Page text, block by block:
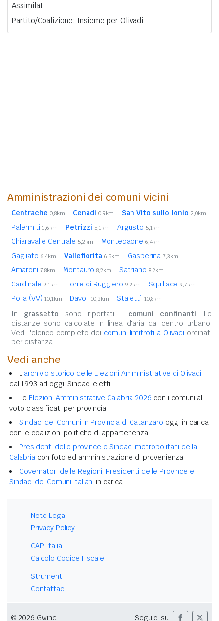
Assimilati
Partito/Coalizione: Insieme per Olivadi
Amministrazioni dei comuni vicini
Centrache 0,8km Cenadi 0,9km San Vito sullo Ionio 2,0km
Palermiti 3,6km Petrizzi 5,1km Argusto 5,1km
Chiaravalle Centrale 5,2km Montepaone 6,4km
Gagliato 6,4km Vallefiorita 6,5km Gasperina 7,3km
Amaroni 7,8km Montauro 8,2km Satriano 8,2km
Cardinale 9,1km Torre di Ruggiero 9,2km Squillace 9,7km
Polia (VV) 10,1km Davoli 10,3km Stalettì 10,8km
In grassetto sono riportati i comuni confinanti. Le
distanze sono calcolate in linea d'aria dal centro urbano.
Vedi l'elenco completo dei comuni limitrofi a Olivadi ordinati
per distanza.
Vedi anche
L'archivio storico delle Elezioni Amministrative di Olivadi
dal 1993 ad oggi. Sindaci eletti.
Le Elezioni Amministrative Calabria 2026 con i comuni al
voto classificati per provincia.
Sindaci dei Comuni in Provincia di Catanzaro oggi in carica
con le coalizioni politiche di appartenenza.
Presidenti delle province e Sindaci metropolitani della
Calabria con foto ed amministrazione di provenienza.
Governatori delle Regioni, Presidenti delle Province e
Sindaci dei Comuni italiani in carica.
Note Legali
Privacy Policy
CAP Italia
Calcolo Codice Fiscale
Strumenti
Contattaci
© 2026 Gwind Seguici su